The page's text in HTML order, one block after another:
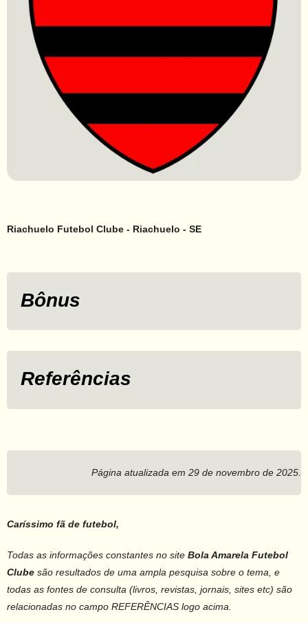
Riachuelo Futebol Clube - Riachuelo - SE
Bônus
Referências
Página atualizada em 29 de novembro de 2025.
Caríssimo fã de futebol,
Todas as informações constantes no site Bola Amarela Futebol
Clube são resultados de uma ampla pesquisa sobre o tema, e
todas as fontes de consulta (livros, revistas, jornais, sites etc) são
relacionadas no campo REFERÊNCIAS logo acima.